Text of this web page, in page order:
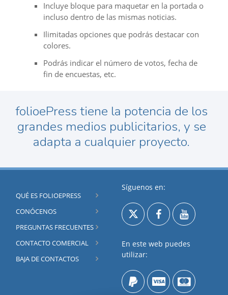
Incluye bloque para maquetar en la portada o
incluso dentro de las mismas noticias.
Ilimitadas opciones que podrás destacar con
colores.
Podrás indicar el número de votos, fecha de
fin de encuestas, etc.
folioePress tiene la potencia de los
grandes medios publicitarios, y se
adapta a cualquier proyecto.
QUÉ ES FOLIOEPRESS
CONÓCENOS
PREGUNTAS FRECUENTES
CONTACTO COMERCIAL
BAJA DE CONTACTOS
Síguenos en:
En este web puedes
utilizar: